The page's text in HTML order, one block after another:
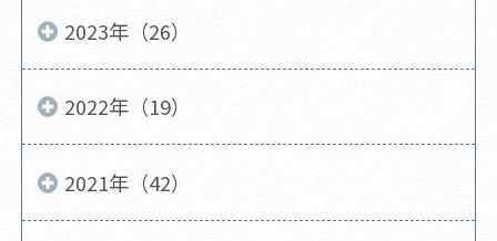
2023年（26）
2022年（19）
2021年（42）